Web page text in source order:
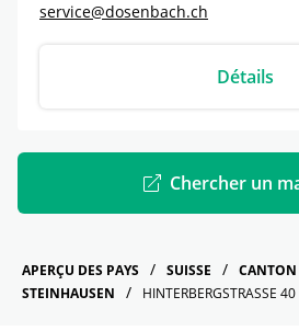
service@dosenbach.ch
Détails
Chercher un
APERÇU DES PAYS SUISSE
CANTON
STEINHAUSEN
HINTERBERGSTRASSE 40